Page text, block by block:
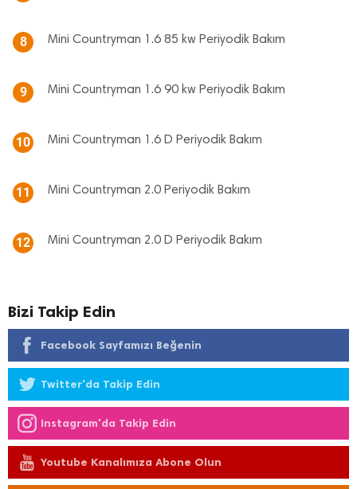
8 Mini Countryman 1.6 85 kw Periyodik Bakım
9 Mini Countryman 1.6 90 kw Periyodik Bakım
10 Mini Countryman 1.6 D Periyodik Bakım
11 Mini Countryman 2.0 Periyodik Bakım
12 Mini Countryman 2.0 D Periyodik Bakım
Bizi Takip Edin
Facebook Sayfamızı Beğenin
Twitter'da Takip Edin
Instagram'da Takip Edin
Youtube Kanalımıza Abone Olun